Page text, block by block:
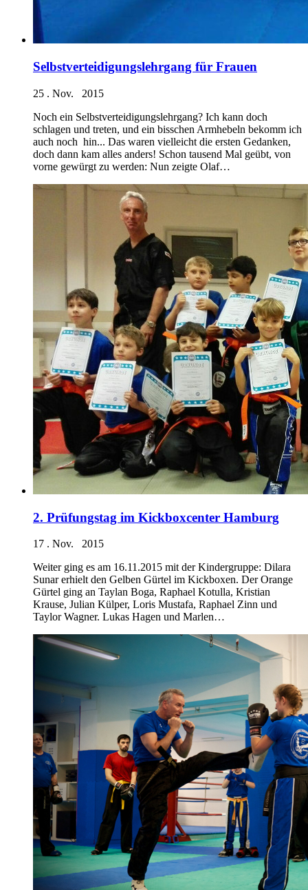
Selbstverteidigungslehrgang für Frauen
25 . Nov. 2015
Noch ein Selbstverteidigungslehrgang? Ich kann doch
schlagen und treten, und ein bisschen Armhebeln bekomm ich
auch noch hin... Das waren vielleicht die ersten Gedanken,
doch dann kam alles anders! Schon tausend Mal geübt, von
vorne gewürgt zu werden: Nun zeigte Olaf…
2. Prüfungstag im Kickboxcenter Hamburg
17 . Nov. 2015
Weiter ging es am 16.11.2015 mit der Kindergruppe: Dilara
Sunar erhielt den Gelben Gürtel im Kickboxen. Der Orange
Gürtel ging an Taylan Boga, Raphael Kotulla, Kristian
Krause, Julian Külper, Loris Mustafa, Raphael Zinn und
Taylor Wagner. Lukas Hagen und Marlen…